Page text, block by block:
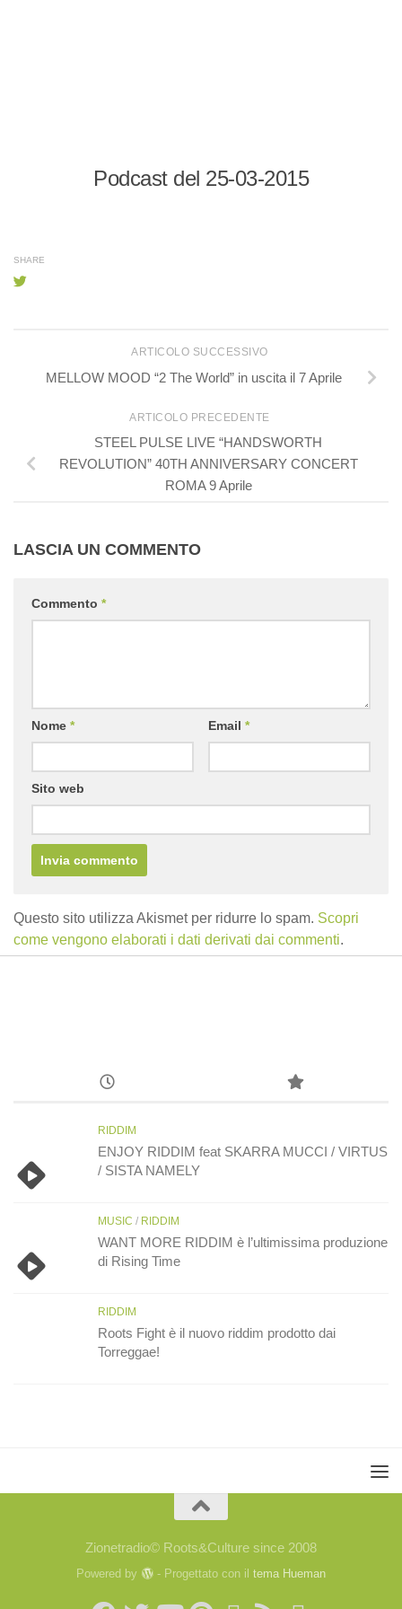
Podcast del 25-03-2015
SHARE
ARTICOLO SUCCESSIVO
MELLOW MOOD “2 The World” in uscita il 7 Aprile
ARTICOLO PRECEDENTE
STEEL PULSE LIVE “HANDSWORTH
REVOLUTION” 40TH ANNIVERSARY CONCERT
ROMA 9 Aprile
LASCIA UN COMMENTO
Commento *
Nome * Email *
Sito web
Questo sito utilizza Akismet per ridurre lo spam. Scopri
come vengono elaborati i dati derivati dai commenti.
RIDDIM
ENJOY RIDDIM feat SKARRA MUCCI / VIRTUS
/ SISTA NAMELY
MUSIC / RIDDIM
WANT MORE RIDDIM è l’ultimissima produzione
di Rising Time
RIDDIM
Roots Fight è il nuovo riddim prodotto dai
Torreggae!
Zionetradio© Roots&Culture since 2008
Powered by - Progettato con il tema Hueman